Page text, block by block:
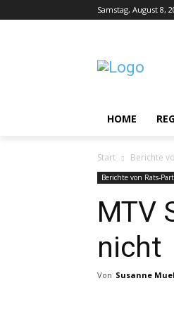
Samstag, August 8,
HOME
Start Berichte
Berichte von Rats-
MTV
nicht
Von Susanne